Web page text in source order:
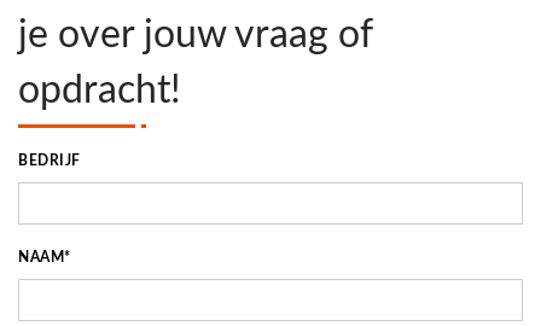
je over jouw vraag of
opdracht!
BEDRIJF
NAAM*